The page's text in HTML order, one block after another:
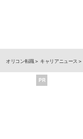
オリコン転職 キャリアニュース
PR